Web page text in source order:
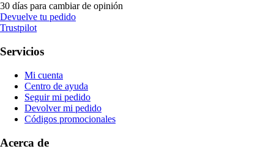
30 días para cambiar de opinión
Devuelve tu pedido
Trustpilot
Servicios
Mi cuenta
Centro de ayuda
Seguir mi pedido
Devolver mi pedido
Códigos promocionales
Acerca de